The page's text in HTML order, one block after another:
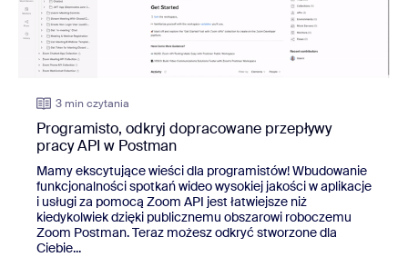
3 min czytania
Programisto, odkryj dopracowane przepływy
pracy API w Postman
Mamy ekscytujące wieści dla programistów! Wbudowanie
funkcjonalności spotkań wideo wysokiej jakości w aplikacje
i usługi za pomocą Zoom API jest łatwiejsze niż
kiedykolwiek dzięki publicznemu obszarowi roboczemu
Zoom Postman. Teraz możesz odkryć stworzone dla
Ciebie...